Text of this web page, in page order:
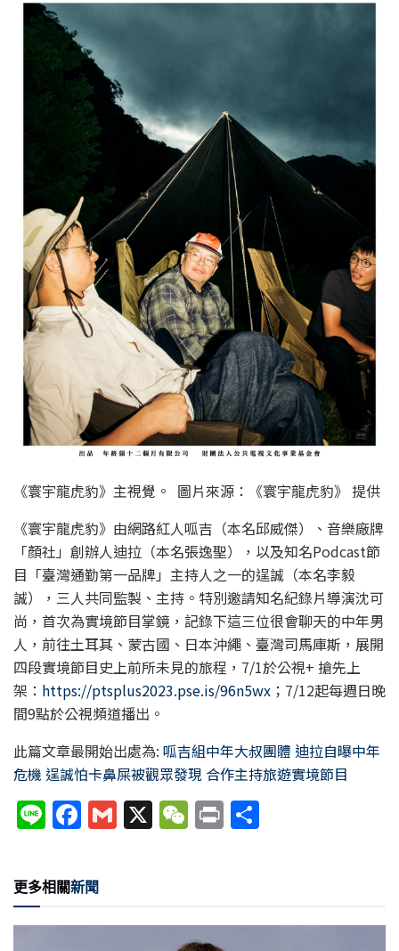
《寰宇龍虎豹》主視覺。 圖片來源：《寰宇龍虎豹》 提供
《寰宇龍虎豹》由網路紅人呱吉（本名邱威傑）、音樂廠牌
「顏社」創辦人迪拉（本名張逸聖），以及知名Podcast節
目「臺灣通勤第一品牌」主持人之一的逞誠（本名李毅
誠），三人共同監製、主持。特別邀請知名紀錄片導演沈可
尚，首次為實境節目掌鏡，記錄下這三位很會聊天的中年男
人，前往土耳其、蒙古國、日本沖繩、臺灣司馬庫斯，展開
四段實境節目史上前所未見的旅程，7/1於公視+ 搶先上
架： https://ptsplus2023.pse.is/96n5wx ；7/12起每週日晚
間9點於公視頻道播出。
此篇文章最開始出處為: 呱吉組中年大叔團體 迪拉自曝中年
危機 逞誠怕卡鼻屎被觀眾發現 合作主持旅遊實境節目
Li
e
F
c
e
b
G X W
at
P
更多相關新聞